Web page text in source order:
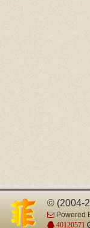
© (2004-
Powered
40120571